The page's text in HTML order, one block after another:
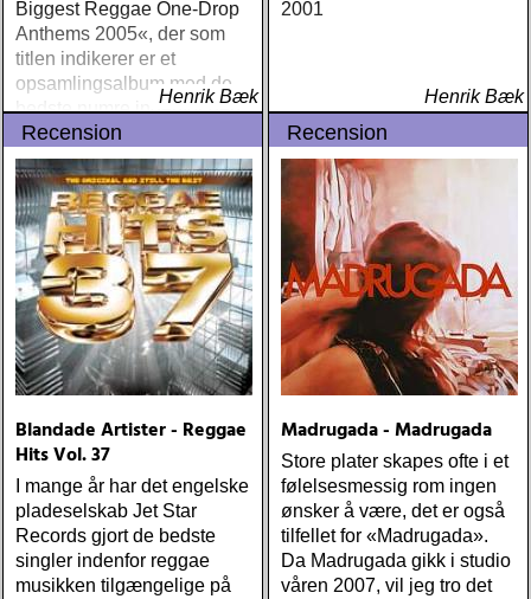
Biggest Reggae One-Drop
Anthems 2005«, der som
titlen indikerer er et
opsamlingsalbum med de
bedste numre indenfor den
populære reggaestil kaldet
one-drop
Henrik Bæk
2001
Henrik Bæk
Recension
Blandade Artister - Reggae
Hits Vol. 37
I mange år har det engelske
pladeselskab Jet Star
Records gjort de bedste
singler indenfor reggae
musikken tilgængelige på
Recension
Madrugada - Madrugada
Store plater skapes ofte i et
følelsesmessig rom ingen
ønsker å være, det er også
tilfellet for «Madrugada».
Da Madrugada gikk i studio
våren 2007, vil jeg tro det